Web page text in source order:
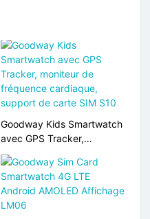
Goodway Kids Smartwatch
avec GPS Tracker,
moniteur de fréquence
cardiaque, support de
carte SIM S10